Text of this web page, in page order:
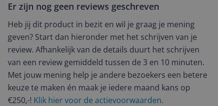
Er zijn nog geen reviews geschreven
Heb jij dit product in bezit en wil je graag je mening
geven? Start dan hieronder met het schrijven van je
review. Afhankelijk van de details duurt het schrijven
van een review gemiddeld tussen de 3 en 10 minuten.
Met jouw mening help je andere bezoekers een betere
keuze te maken én maak je iedere maand kans op
€250,-! Klik hier voor de actievoorwaarden.